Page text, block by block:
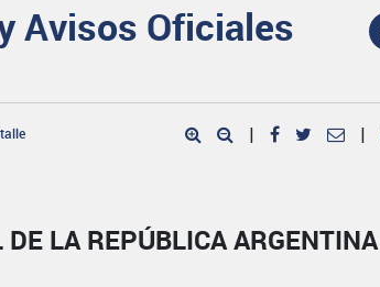
Avisos Oficiales
| |
DE LA REPÚBLICA ARGENTINA